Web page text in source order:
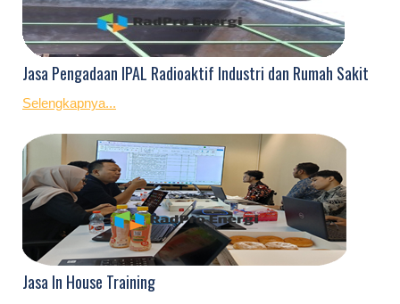
Jasa Pengadaan IPAL Radioaktif Industri dan Rumah Sakit
Selengkapnya...
Jasa In House Training